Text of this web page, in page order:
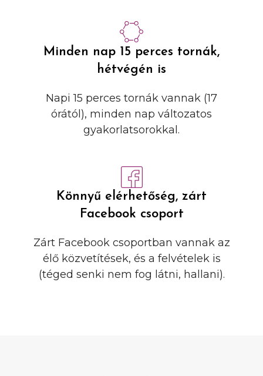
Minden nap 15 perces tornák,
hétvégén is
Napi 15 perces tornák vannak (17
órától), minden nap változatos
gyakorlatsorokkal.
Könnyű elérhetőség, zárt
Facebook csoport
Zárt Facebook csoportban vannak az
élő közvetítések, és a felvételek is
(téged senki nem fog látni, hallani).